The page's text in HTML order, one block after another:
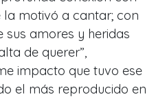
la motivó a cantar; con
sus amores y heridas
de querer”,
impacto que tuvo ese
el más reproducido en